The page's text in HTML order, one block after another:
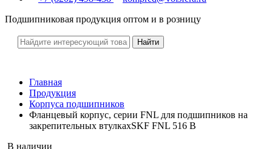
Подшипниковая продукция оптом и в розницу
Главная
Продукция
Корпуса подшипников
Фланцевый корпус, cерии FNL для подшипников на
закрепительных втулкахSKF FNL 516 B
В наличии